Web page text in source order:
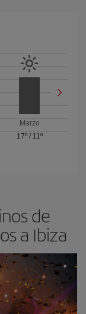
Marzo
17º/ 11º
de
a Ibiza